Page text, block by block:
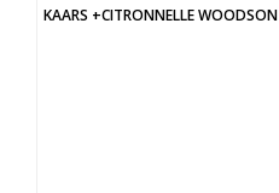
KAARS +CITRONNELLE WOODSON